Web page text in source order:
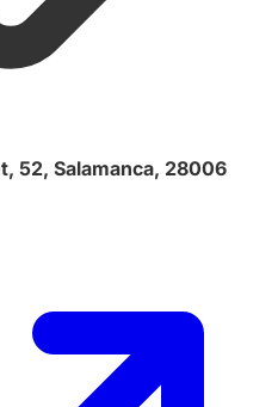
52, Salamanca, 28006